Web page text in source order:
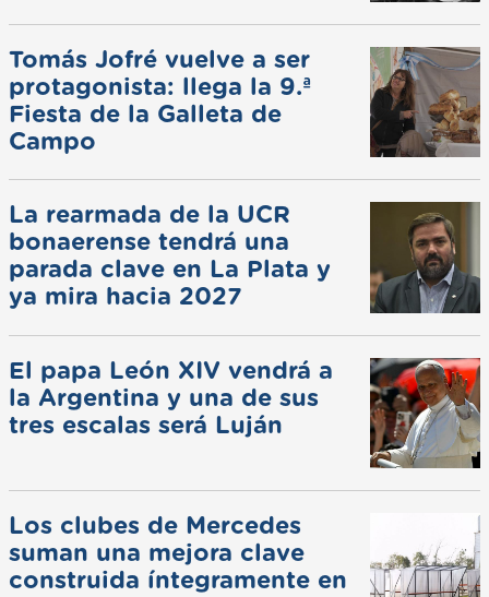
Tomás Jofré vuelve a ser
protagonista: llega la 9.ª
Fiesta de la Galleta de
Campo
La rearmada de la UCR
bonaerense tendrá una
parada clave en La Plata y
ya mira hacia 2027
El papa León XIV vendrá a
la Argentina y una de sus
tres escalas será Luján
Los clubes de Mercedes
suman una mejora clave
construida íntegramente en